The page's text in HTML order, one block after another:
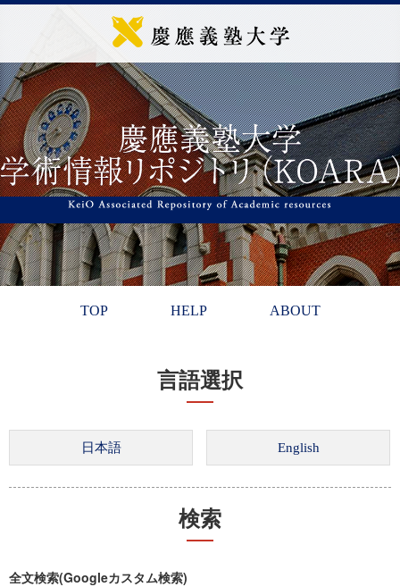
TOP HELP ABOUT
言語選択
検索
全文検索(Googleカスタム検索)